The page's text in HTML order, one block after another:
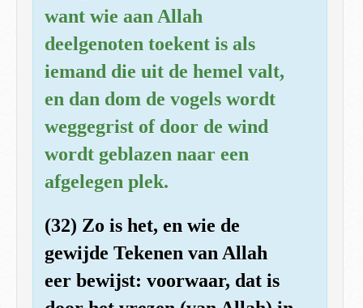
want wie aan Allah
deelgenoten toekent is als
iemand die uit de hemel valt,
en dan dom de vogels wordt
weggegrist of door de wind
wordt geblazen naar een
afgelegen plek.
(32) Zo is het, en wie de
gewijde Tekenen van Allah
eer bewijst: voorwaar, dat is